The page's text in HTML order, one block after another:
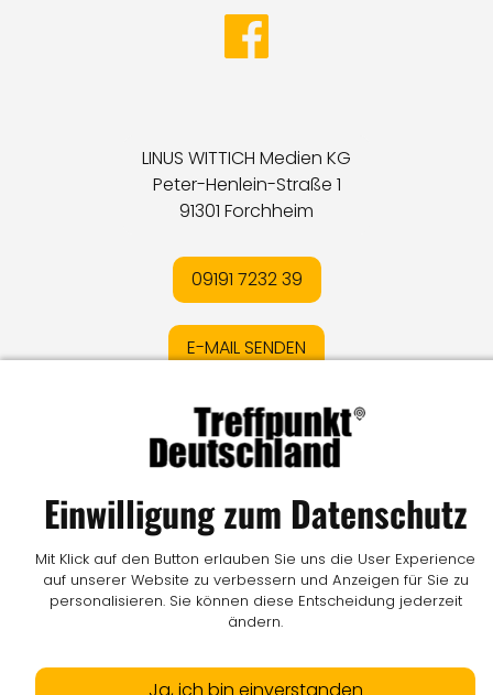
LINUS WITTICH Medien KG
Peter-Henlein-Straße 1
91301 Forchheim
09191 7232 39
E-MAIL SENDEN
DatenschutzIOnline-Streitschlichtung
MediadatenIKontaktIVertrag widerrufen
© LW Medien GmbH
Einwilligung zum Datenschutz
Mit Klick auf den Button erlauben Sie uns die User Experience
auf unserer Website zu verbessern und Anzeigen für Sie zu
personalisieren. Sie können diese Entscheidung jederzeit
ändern.